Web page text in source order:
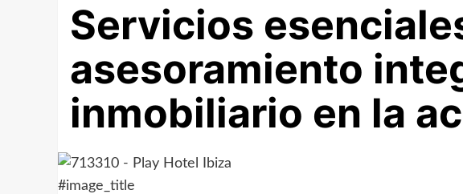
Servicios
asesoramiento
inmobiliario en la
#image_title